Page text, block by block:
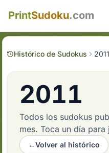
PrintSudoku.com
Histórico de Sudokus 2011
2011
Todos los sudokus
mes. Toca un día para
←Volver al histórico